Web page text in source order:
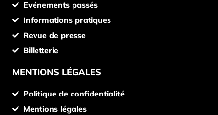
Evénements passés
Informations pratiques
Revue de presse
Billetterie
MENTIONS LÉGALES
Politique de confidentialité
Mentions légales